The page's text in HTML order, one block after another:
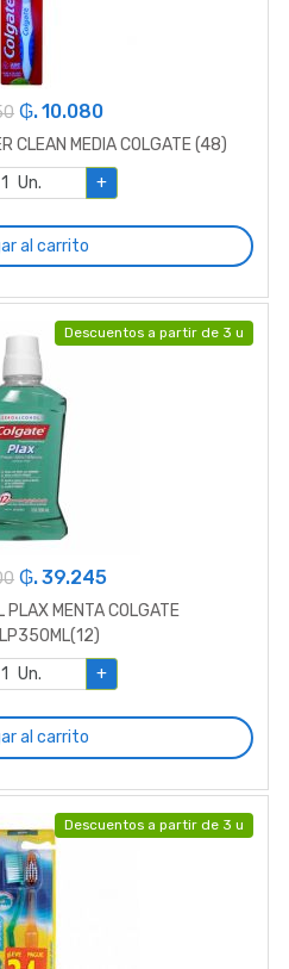
₲. 10.080
CLEAN MEDIA COLGATE (48)
Un. +
al carrito
Descuentos a partir de 3 u
₲. 39.245
PLAX MENTA COLGATE
Un. +
al carrito
Descuentos a partir de 3 u